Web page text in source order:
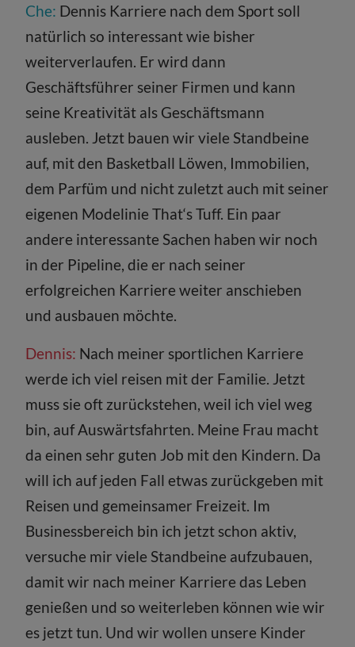
Che: Dennis Karriere nach dem Sport soll
natürlich so interessant wie bisher
weiterverlaufen. Er wird dann
Geschäftsführer seiner Firmen und kann
seine Kreativität als Geschäftsmann
ausleben. Jetzt bauen wir viele Standbeine
auf, mit den Basketball Löwen, Immobilien,
dem Parfüm und nicht zuletzt auch mit seiner
eigenen Modelinie That‘s Tuff. Ein paar
andere interessante Sachen haben wir noch
in der Pipeline, die er nach seiner
erfolgreichen Karriere weiter anschieben
und ausbauen möchte.
Dennis: Nach meiner sportlichen Karriere
werde ich viel reisen mit der Familie. Jetzt
muss sie oft zurückstehen, weil ich viel weg
bin, auf Auswärtsfahrten. Meine Frau macht
da einen sehr guten Job mit den Kindern. Da
will ich auf jeden Fall etwas zurückgeben mit
Reisen und gemeinsamer Freizeit. Im
Businessbereich bin ich jetzt schon aktiv,
versuche mir viele Standbeine aufzubauen,
damit wir nach meiner Karriere das Leben
genießen und so weiterleben können wie wir
es jetzt tun. Und wir wollen unsere Kinder